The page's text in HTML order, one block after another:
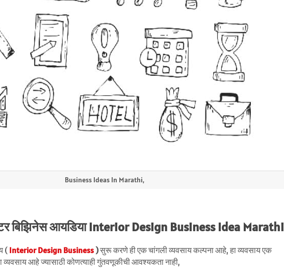
Business Ideas In Marathi,
बिझिनेस आयडिया Interior Design Business Idea Marathi
( Interior Design Business)सुरू करणे ही एक चांगली व्यवसाय कल्पना आहे, हा व्यवसाय एक
व्यवसाय आहे ज्यासाठी कोणत्याही गुंतवणूकीची आवश्यकता नाही,